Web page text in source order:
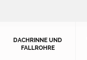
DACHRINNE UND
FALLROHRE